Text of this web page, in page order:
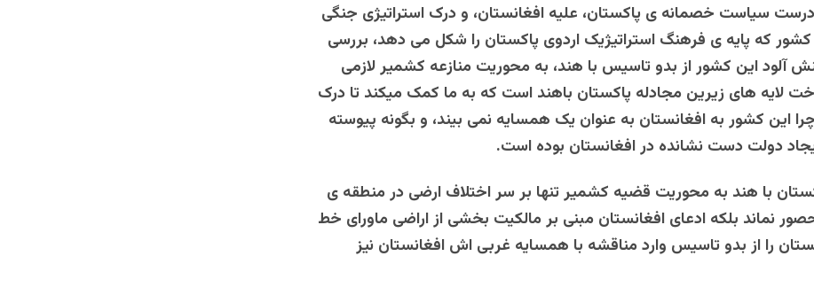
سیاست خصمانه ی پاکستان، علیه افغانستان، و درک استراتیژی جنگی
که پایه ی فرهنگ استراتیژیک اردوی پاکستان را شکل می دهد، بررسی
آلود این کشور از بدو تاسیس با هند، به محوریت منازعه کشمیر لازمی
لایه های زیرین مجادله پاکستان باهند است که به ما کمک میکند تا درک
این کشور به افغانستان به عنوان یک همسایه نمی بیند، و بگونه پیوسته
دولت دست نشانده در افغانستان بوده است.
با هند به محوریت قضیه کشمیر تنها بر سر اختلاف ارضی در منطقه ی
نماند بلکه ادعای افغانستان مبنی بر مالکیت بخشی از اراضی ماورای خط
را از بدو تاسیس وارد مناقشه با همسایه غربی اش افغانستان نیز